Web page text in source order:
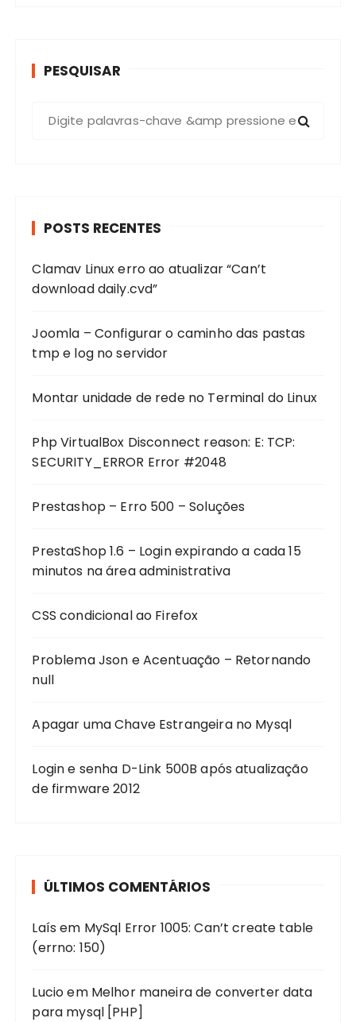
PESQUISAR
p
o
POSTS RECENTES
Clamav Linux erro ao atualizar “Can’t
download daily.cvd”
Joomla – Configurar o caminho das pastas
tmp e log no servidor
Montar unidade de rede no Terminal do Linux
Php VirtualBox Disconnect reason: E: TCP:
SECURITY_ERROR Error #2048
Prestashop – Erro 500 – Soluções
PrestaShop 1.6 – Login expirando a cada 15
minutos na área administrativa
CSS condicional ao Firefox
Problema Json e Acentuação – Retornando
null
Apagar uma Chave Estrangeira no Mysql
Login e senha D-Link 500B após atualização
de firmware 2012
ÚLTIMOS COMENTÁRIOS
Laís em MySql Error 1005: Can’t create table
(errno: 150)
Lucioem Melhor maneira de converter data
para mysql [PHP]